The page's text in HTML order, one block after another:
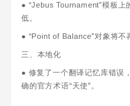
● “Jebus Tournament”模板
低。
● “Point of Balance”对象将不
三、本地化
● 修复了一个翻译记忆库错误
确的官方术语“天使”。